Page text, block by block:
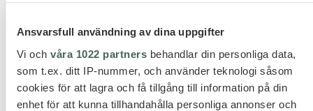
Ansvarsfull användning av dina uppgifter
Vi och våra 1022 partnersbehandlar din personliga data,
som t.ex. ditt IP-nummer, och använder teknologi såsom
cookies för att lagra och få tillgång till information på din
enhet för att kunna tillhandahålla personliga annonser och
SELINUNTE & VÄSTRA